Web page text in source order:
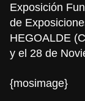
Exposición
de
HEGOALDE
y el 28 de
{mosimage}